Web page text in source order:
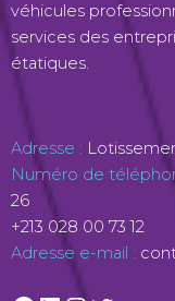
véhicules
services des
étatiques.
Adresse :
Numéro de
26
+213 028 00 73 12
Adresse e-mail :